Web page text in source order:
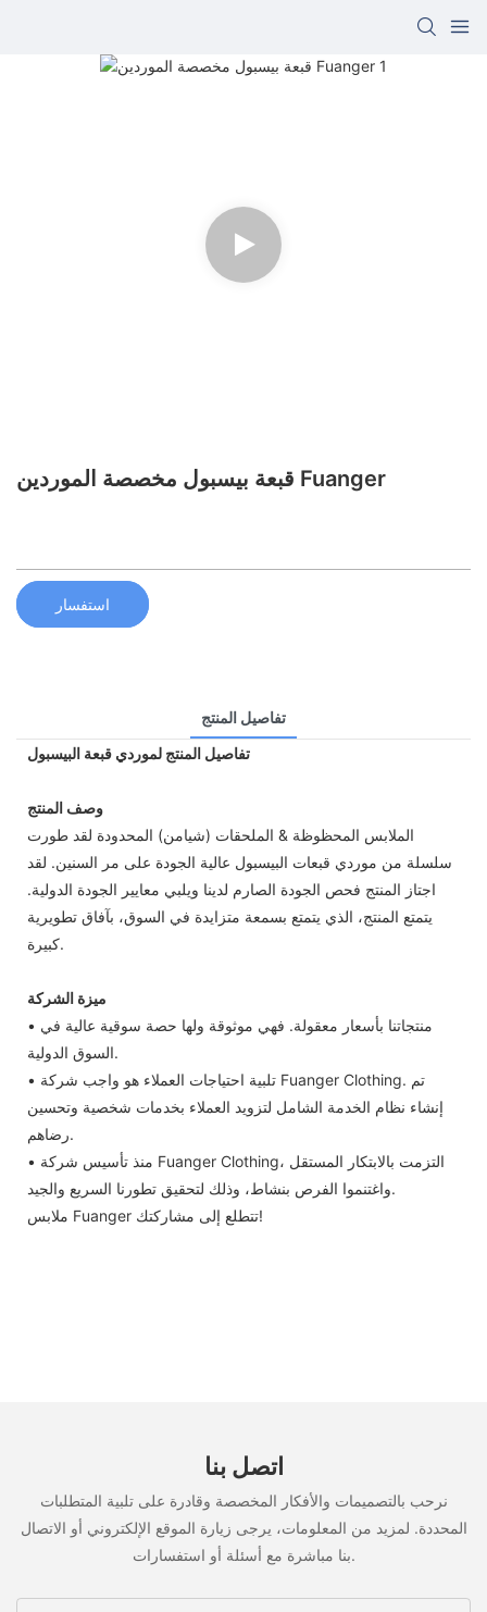
قبعة بيسبول مخصصة الموردين Fuanger
استفسار
تفاصيل المنتج
تفاصيل المنتج لموردي قبعة البيسبول
وصف المنتج
الملابس المحظوظة & الملحقات (شيامن) المحدودة لقد طورت
سلسلة من موردي قبعات البيسبول عالية الجودة على مر السنين. لقد
اجتاز المنتج فحص الجودة الصارم لدينا ويلبي معايير الجودة الدولية.
يتمتع المنتج، الذي يتمتع بسمعة متزايدة في السوق، بآفاق تطويرية
كبيرة.
ميزة الشركة
• منتجاتنا بأسعار معقولة. فهي موثوقة ولها حصة سوقية عالية في
السوق الدولية.
• تلبية احتياجات العملاء هو واجب شركة Fuanger Clothing. تم
إنشاء نظام الخدمة الشامل لتزويد العملاء بخدمات شخصية وتحسين
رضاهم.
• منذ تأسيس شركة Fuanger Clothing، التزمت بالابتكار المستقل
واغتنموا الفرص بنشاط، وذلك لتحقيق تطورنا السريع والجيد.
ملابس Fuanger تتطلع إلى مشاركتك!
اتصل بنا
نرحب بالتصميمات والأفكار المخصصة وقادرة على تلبية المتطلبات
المحددة. لمزيد من المعلومات، يرجى زيارة الموقع الإلكتروني أو الاتصال
بنا مباشرة مع أسئلة أو استفسارات.